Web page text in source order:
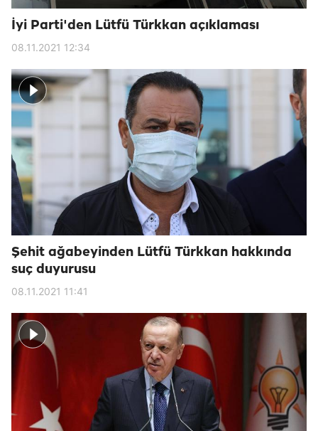
İyi Parti'den Lütfü Türkkan açıklaması
08.11.2021 12:34
Şehit ağabeyinden Lütfü Türkkan hakkında
suç duyurusu
08.11.2021 11:41